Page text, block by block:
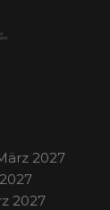
2027
2027